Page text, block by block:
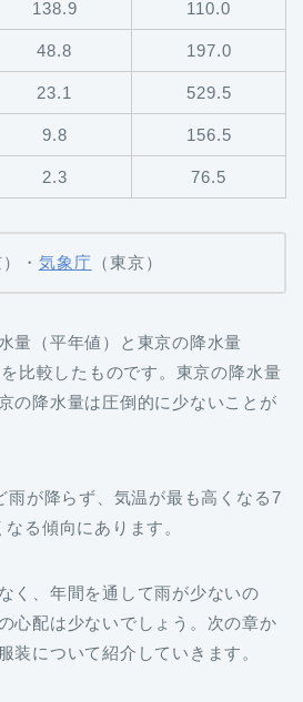
138.9 110.0
48.8 197.0
23.1 529.5
9.8 156.5
2.3 76.5
・ 気象庁 （東京）
量（平年値）と東京の降水量
比較したものです。東京の降水量
の降水量は圧倒的に少ないことが
雨が降らず、気温が最も高くなる7
る傾向にあります。
く、年間を通して雨が少ないの
心配は少ないでしょう。次の章か
装について紹介していきます。